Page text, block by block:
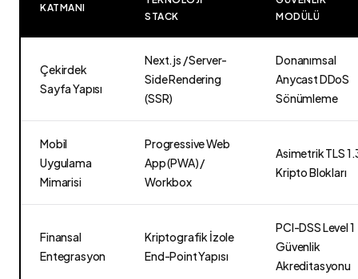
KATMANI
STACK
MODÜLÜ
Çekirdek
Sayfa Yapısı
Next.js / Server-
Side Rendering
(SSR)
Donanımsal
Anycast DDoS
Sönümleme
Mobil
Uygulama
Mimarisi
Progressive Web
App (PWA) /
Workbox
Asimetrik TLS
Kripto Blokları
Finansal
Entegrasyon
Kriptografik İzole
End-Point Yapısı
PCI-DSS Level 1
Güvenlik
Akreditasyonu